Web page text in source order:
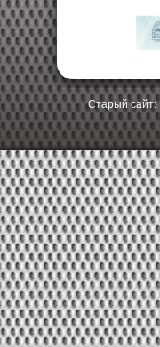
Старый сайт: